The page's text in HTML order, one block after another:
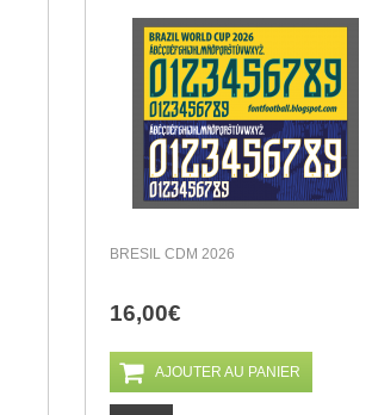
BRESIL CDM 2026
16,00€
AJOUTER AU PANIER